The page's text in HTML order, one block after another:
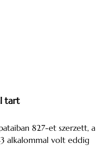
tart
827-et szerzett, a
alkalommal volt eddig